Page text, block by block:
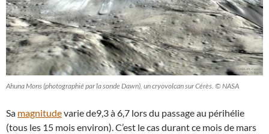
Ahuna Mons (photographié par la sonde Dawn), un cryovolcan sur Cérès. © NASA
Sa magnitudevarie de9,3 à 6,7 lors du passage au périhélie
(tous les 15 mois environ). C’est le cas durant ce mois de mars